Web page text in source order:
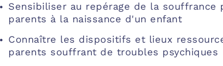
Sensibiliser au repérage de la souffrance
parents à la naissance d'un enfant
Connaître les dispositifs et lieux
parents souffrant de troubles psychiques